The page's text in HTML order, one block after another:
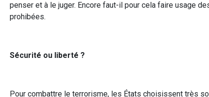
penser et à le juger. Encore faut-il pour cela faire usage
prohibées.
Sécurité ou liberté ?
Pour combattre le terrorisme, les États choisissent très